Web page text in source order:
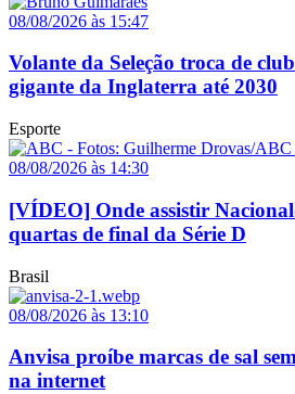
08/08/2026 às 15:47
Volante da Seleção troca de
gigante da Inglaterra até 2030
Esporte
08/08/2026 às 14:30
[VÍDEO] Onde assistir
quartas de final da Série D
Brasil
08/08/2026 às 13:10
Anvisa proíbe marcas de sal
na internet